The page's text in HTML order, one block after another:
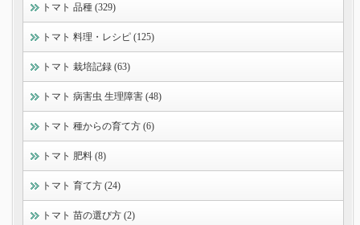
トマト 品種 (329)
トマト 料理・レシピ (125)
トマト 栽培記録 (63)
トマト 病害虫 生理障害 (48)
トマト 種からの育て方 (6)
トマト 肥料 (8)
トマト 育て方 (24)
トマト 苗の選び方 (2)